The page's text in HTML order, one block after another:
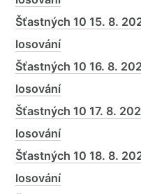
Šťastných 10 15. 8.
losování
Šťastných 10 16. 8.
losování
Šťastných 10 17. 8.
losování
Šťastných 10 18. 8.
losování